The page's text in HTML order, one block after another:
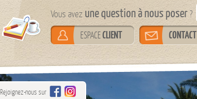
Vous avez une question à nous poser?
ESPACECLIENT CONTACT
Rejoignez-nous sur